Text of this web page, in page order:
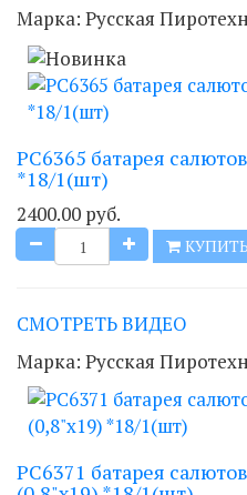
Марка: Русская
РС6365 батарея
*18/1(шт)
2400.00 руб.
КУПИТЬ
СМОТРЕТЬ ВИДЕО
Марка: Русская
РС6371 батарея